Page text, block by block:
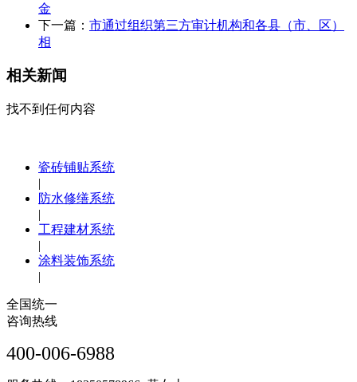
金
下一篇： 市通过组织第三方审计机构和各县（市、区）
相
相关新闻
找不到任何内容
瓷砖铺贴系统
|
防水修缮系统
|
工程建材系统
|
涂料装饰系统
|
全国统一
咨询热线
400-006-6988